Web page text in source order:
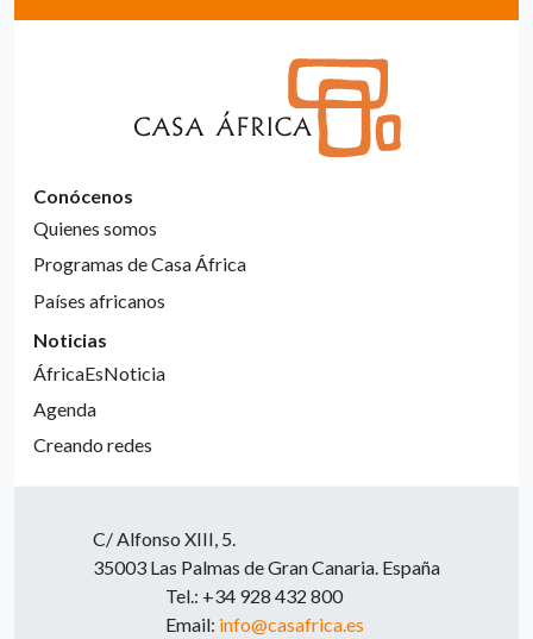
Conócenos
Quienes somos
Programas de Casa África
Países africanos
Noticias
ÁfricaEsNoticia
Agenda
Creando redes
C/ Alfonso XIII, 5.
35003 Las Palmas de Gran Canaria. España
Tel.: +34 928 432 800
Email: info@casafrica.es